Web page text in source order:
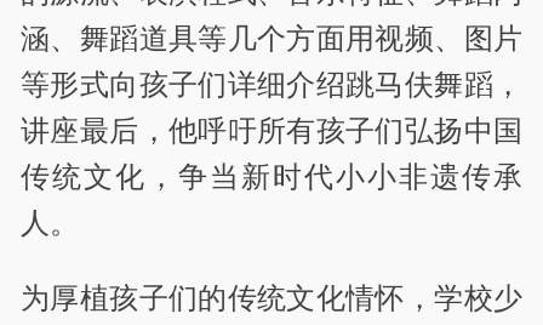
涵、舞蹈道具等几个方面用视频、图片
等形式向孩子们详细介绍跳马伕舞蹈，
讲座最后，他呼吁所有孩子们弘扬中国
传统文化，争当新时代小小非遗传承
人。
为厚植孩子们的传统文化情怀，学校少